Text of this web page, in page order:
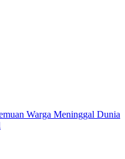
Warga Meninggal Dunia